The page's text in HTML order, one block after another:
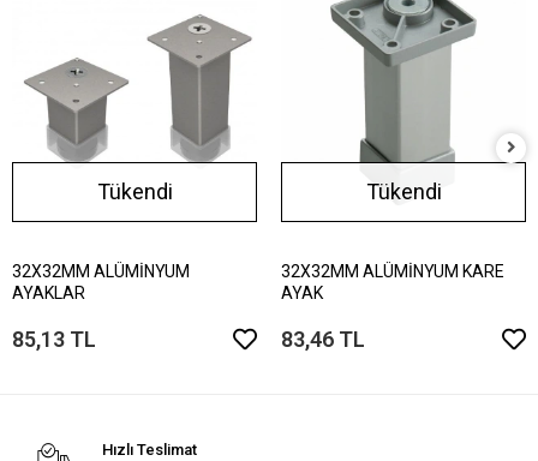
Tükendi
32X32MM ALÜMİNYUM
AYAKLAR
85,13 TL
Tükendi
32X32MM ALÜMİNYUM KARE
AYAK
83,46 TL
Hızlı Teslimat